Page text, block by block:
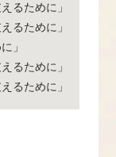
るために」
るために」
」
るために」
るために」